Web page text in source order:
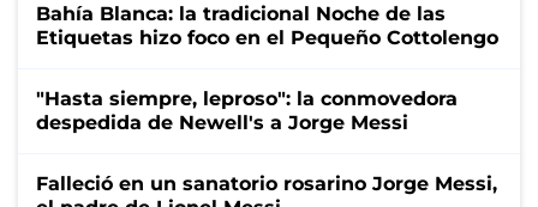
Bahía Blanca: la tradicional Noche de las
Etiquetas hizo foco en el Pequeño Cottolengo
"Hasta siempre, leproso": la conmovedora
despedida de Newell's a Jorge Messi
Falleció en un sanatorio rosarino Jorge Messi,